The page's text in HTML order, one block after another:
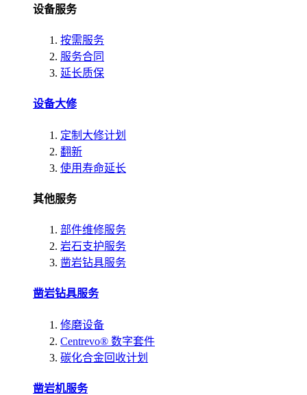
设备服务
按需服务
服务合同
延长质保
设备大修
定制大修计划
翻新
使用寿命延长
其他服务
部件维修服务
岩石支护服务
凿岩钻具服务
凿岩钻具服务
修磨设备
Centrevo® 数字套件
碳化合金回收计划
凿岩机服务